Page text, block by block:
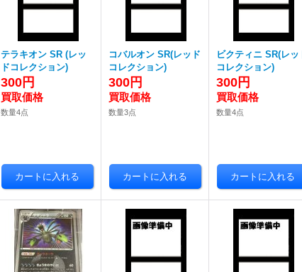
テラキオン SR (レッ
ドコレクション)
300円
数量4点
コバルオン SR(レッド
コレクション)
300円
数量3点
ビクティニ SR(レッ
コレクション)
300円
数量4点